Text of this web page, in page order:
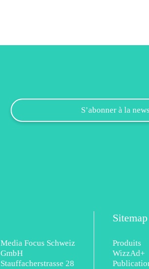
Media Focus Schweiz
GmbH
Stauffacherstrasse 28
Sitemap
Produits
WizzAd+